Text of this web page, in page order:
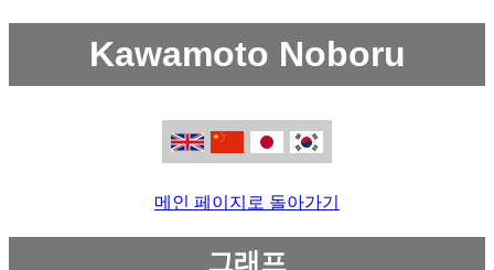
Kawamoto Noboru
메인 페이지로 돌아가기
그래프